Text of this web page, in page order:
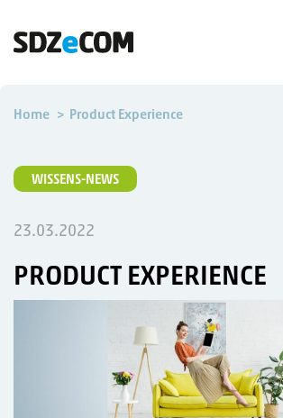
Home Product Experience
WISSENS-NEWS
23.03.2022
PRODUCT EXPERIENCE